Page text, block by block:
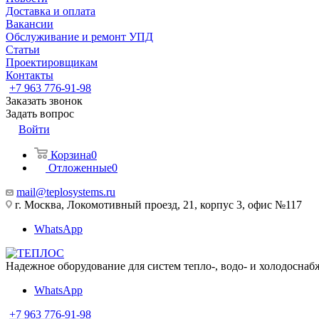
Доставка и оплата
Вакансии
Обслуживание и ремонт УПД
Статьи
Проектировщикам
Контакты
+7 963 776-91-98
Заказать звонок
Задать вопрос
Войти
Корзина0
Отложенные0
mail@teplosystems.ru
г. Москва, Локомотивный проезд, 21, корпус 3, офис №117
WhatsApp
Надежное оборудование для систем тепло-, водо- и
WhatsApp
+7 963 776-91-98